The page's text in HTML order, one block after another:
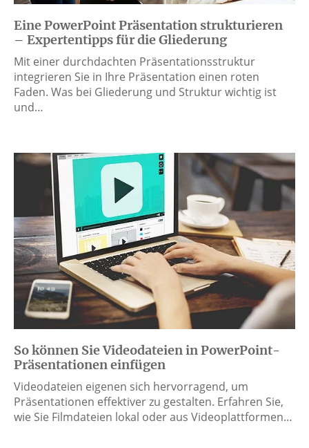
Eine PowerPoint Präsentation strukturieren
– Expertentipps für die Gliederung
Mit einer durchdachten Präsentationsstruktur
integrieren Sie in Ihre Präsentation einen roten
Faden. Was bei Gliederung und Struktur wichtig ist
und…
So können Sie Videodateien in PowerPoint-
Präsentationen einfügen
Videodateien eigenen sich hervorragend, um
Präsentationen effektiver zu gestalten. Erfahren Sie,
wie Sie Filmdateien lokal oder aus Videoplattformen…